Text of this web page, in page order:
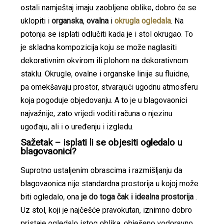
ostali namještaj imaju zaobljene oblike, dobro će se
uklopiti iorganska,ovalna iokrugla ogledala. Na
potonja se isplati odlučiti kada je i stol okrugao. To
je skladna kompozicija koju se može naglasiti
dekorativnim okvirom ili plohom na dekorativnom
staklu. Okrugle, ovalne i organske linije su fluidne,
pa omekšavaju prostor, stvarajući ugodnu atmosferu
koja pogoduje objedovanju. A to je u blagovaonici
najvažnije, zato vrijedi voditi računa o njezinu
ugođaju, ali i o uređenju i izgledu.
Sažetak – isplati li se objesiti ogledalo u
blagovaonici?
Suprotno ustaljenim obrascima i razmišljanju da
blagovaonica nije standardna prostorija u kojoj može
biti ogledalo, onaje do toga čak i idealna prostorija .
Uz stol, koji je najčešće pravokutan, iznimno dobro